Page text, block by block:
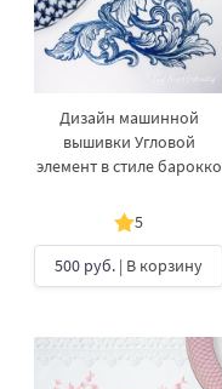
Дизайн машинной
вышивки Угловой
элемент в стиле барокко
5
500 руб. | В корзину